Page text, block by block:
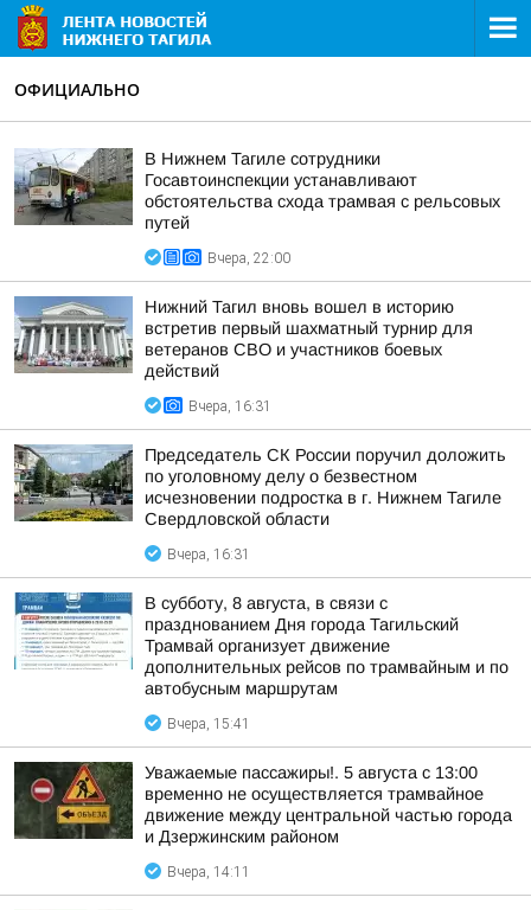
ОФИЦИАЛЬНО
В Нижнем Тагиле сотрудники
Госавтоинспекции устанавливают
обстоятельства схода трамвая с рельсовых
путей
Вчера, 22:00
Нижний Тагил вновь вошел в историю
встретив первый шахматный турнир для
ветеранов СВО и участников боевых
действий
Вчера, 16:31
Председатель СК России поручил доложить
по уголовному делу о безвестном
исчезновении подростка в г. Нижнем Тагиле
Свердловской области
Вчера, 16:31
В субботу, 8 августа, в связи с
празднованием Дня города Тагильский
Трамвай организует движение
дополнительных рейсов по трамвайным и по
автобусным маршрутам
Вчера, 15:41
Уважаемые пассажиры!. 5 августа с 13:00
временно не осуществляется трамвайное
движение между центральной частью города
и Дзержинским районом
Вчера, 14:11